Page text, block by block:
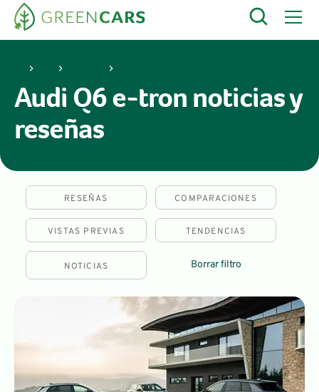
Audi Q6 e-tron noticias y
reseñas
RESEÑAS COMPARACIONES
VISTAS PREVIAS TENDENCIAS
NOTICIAS Borrar filtro